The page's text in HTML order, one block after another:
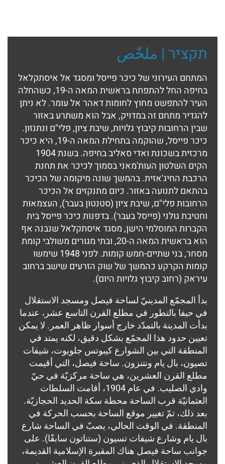
תקציר | ملخّص
המתחם העירוני של כיכר פייסל ומסגד אל איסתקלאל
בחיפה החל להתפתח בראשית המאה ה-19, כשהחלה
העיר להתפשט מחוץ לחומות דאהר אל עומר. לא ניתן
להגדיר מתחם זה במדויק, אבל הוא משתרע באזור
שבין הרחובות קיבוץ גלויות, שיבת ציון, פלי"ם ונתנזון.
כיכר פייסל, שהוקמה בתחילת המאה ה-19, היא כיכר
מרכזית בשכונת ואדי סאליב בחיפה. בשנת 1904
הקים השלטון העות'מאני בסמוך לכיכר את תחנת
הרכבת החיג'אזית. בהמשך שונה מיקומה של הכיכר
בהתאם לתנועה באזור. כיום מתנקזים אל הכיכר
הרחובות פלי"ם, שיבת ציון (סטנטון בעבר), העצמאות
וחטיבת גולני (פייסל בעבר). בדפנות כיכר פייסל בית
הקברות המוסלמי הישן, מסגד איסתקלאל שנבנה אף
הוא בראשית המאה ה-20, ובתי מגורים משולבי קומת
מסחר, בני שתיים-חמש קומות. לפני 1948 שימשו
קומות הקרקע כהמשך של שוק הזרעים שישב ברחוב
עיראק (רחוב קיבוץ גלויות היום).
بدأ المجمّع المدينيّ لساحة فيصل ومسجد الاستقلال
في حيفا بالتطور في مطلع القرن التاسع عشر، عندما
بدأت المدينة بالتمدّد خارج أسوار ظاهر العمر. لا يمكن
تعيين حدود هذا المجمّع بشكل دقيق، لكنه يمتد في
المنطقة التي بين الشوارع كيبوتس جلويوت، شيفات
تصيون، بال يام ونتنزون. ساحة فيصل، التي أقيمت
مطلع القرن العشرين، هي ساحة مركزيّة في حيّ
وادي الصليب. في عام 1904، أقامت السلطات
العثمانيّة قرب الساحة محطة سكة الحديد الحجازيّة.
بعد ذلك، تمّ تغيير موقع الساحة بحسب الحركة في
المنطقة. في الوقت الحالي، يصبّ في الساحة شارع
بال يام وشارع شيفات تسيون (ستناتون سابقًا). على
جوانب ساحة فيصل هناك المقبرة الإسلامية القديمة،